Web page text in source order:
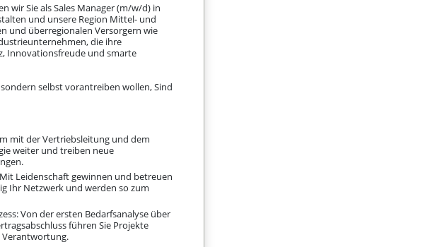
wir Sie als Sales Manager (m/w/d) in
und unsere Region Mittel- und
und überregionalen Versorgern wie
die ihre
Innovationsfreude und smarte
selbst vorantreiben wollen, Sind
mit der Vertriebsleitung und dem
weiter und treiben neue
Leidenschaft gewinnen und betreuen
Ihr Netzwerk und werden so zum
Von der ersten Bedarfsanalyse über
führen Sie Projekte
Verantwortung.